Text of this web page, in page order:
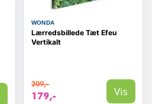
WONDA
Lærredsbillede Tæt Efeu
Vertikalt
209,-
179,- Vis